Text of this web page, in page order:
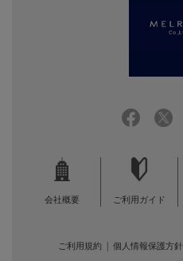
会社概要 ご利用ガイド
ご利用規約 個人情報保護方針